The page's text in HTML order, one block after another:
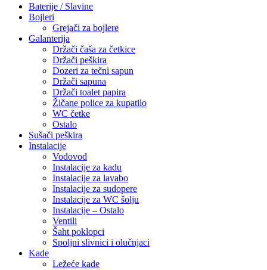
Baterije / Slavine
Bojleri
Grejači za bojlere
Galanterija
Držači čaša za četkice
Držači peškira
Dozeri za tečni sapun
Držači sapuna
Držači toalet papira
Žičane police za kupatilo
WC četke
Ostalo
Sušači peškira
Instalacije
Vodovod
Instalacije za kadu
Instalacije za lavabo
Instalacije za sudopere
Instalacije za WC šolju
Instalacije – Ostalo
Ventili
Šaht poklopci
Spoljni slivnici i olučnjaci
Kade
Ležeće kade